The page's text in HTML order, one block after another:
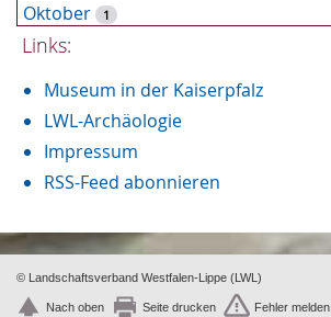
Oktober 1
September
Juni 1
2018
Oktober 2
Juli 6
April 2
März 1
Januar 1
2017
Links:
Museum in der Kaiserpfalz
LWL-Archäologie
Impressum
RSS-Feed abonnieren
© Landschaftsverband Westfalen-Lippe (LWL)
Nach oben Seite drucken Fehler melden